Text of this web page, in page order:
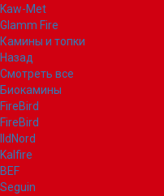
Kaw-Met
Glamm Fire
Камины и топки
Назад
Смотреть все
Биокамины
FireBird
FireBird
IldNord
Kalfire
BEF
Seguin